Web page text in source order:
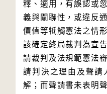
釋、適用，有誤認或
義與關聯性，或違反
價值等牴觸憲法之情
該確定終局裁判為宣
請裁判及法規範憲法
請判決之理由及聲請
解；而聲請書未表明